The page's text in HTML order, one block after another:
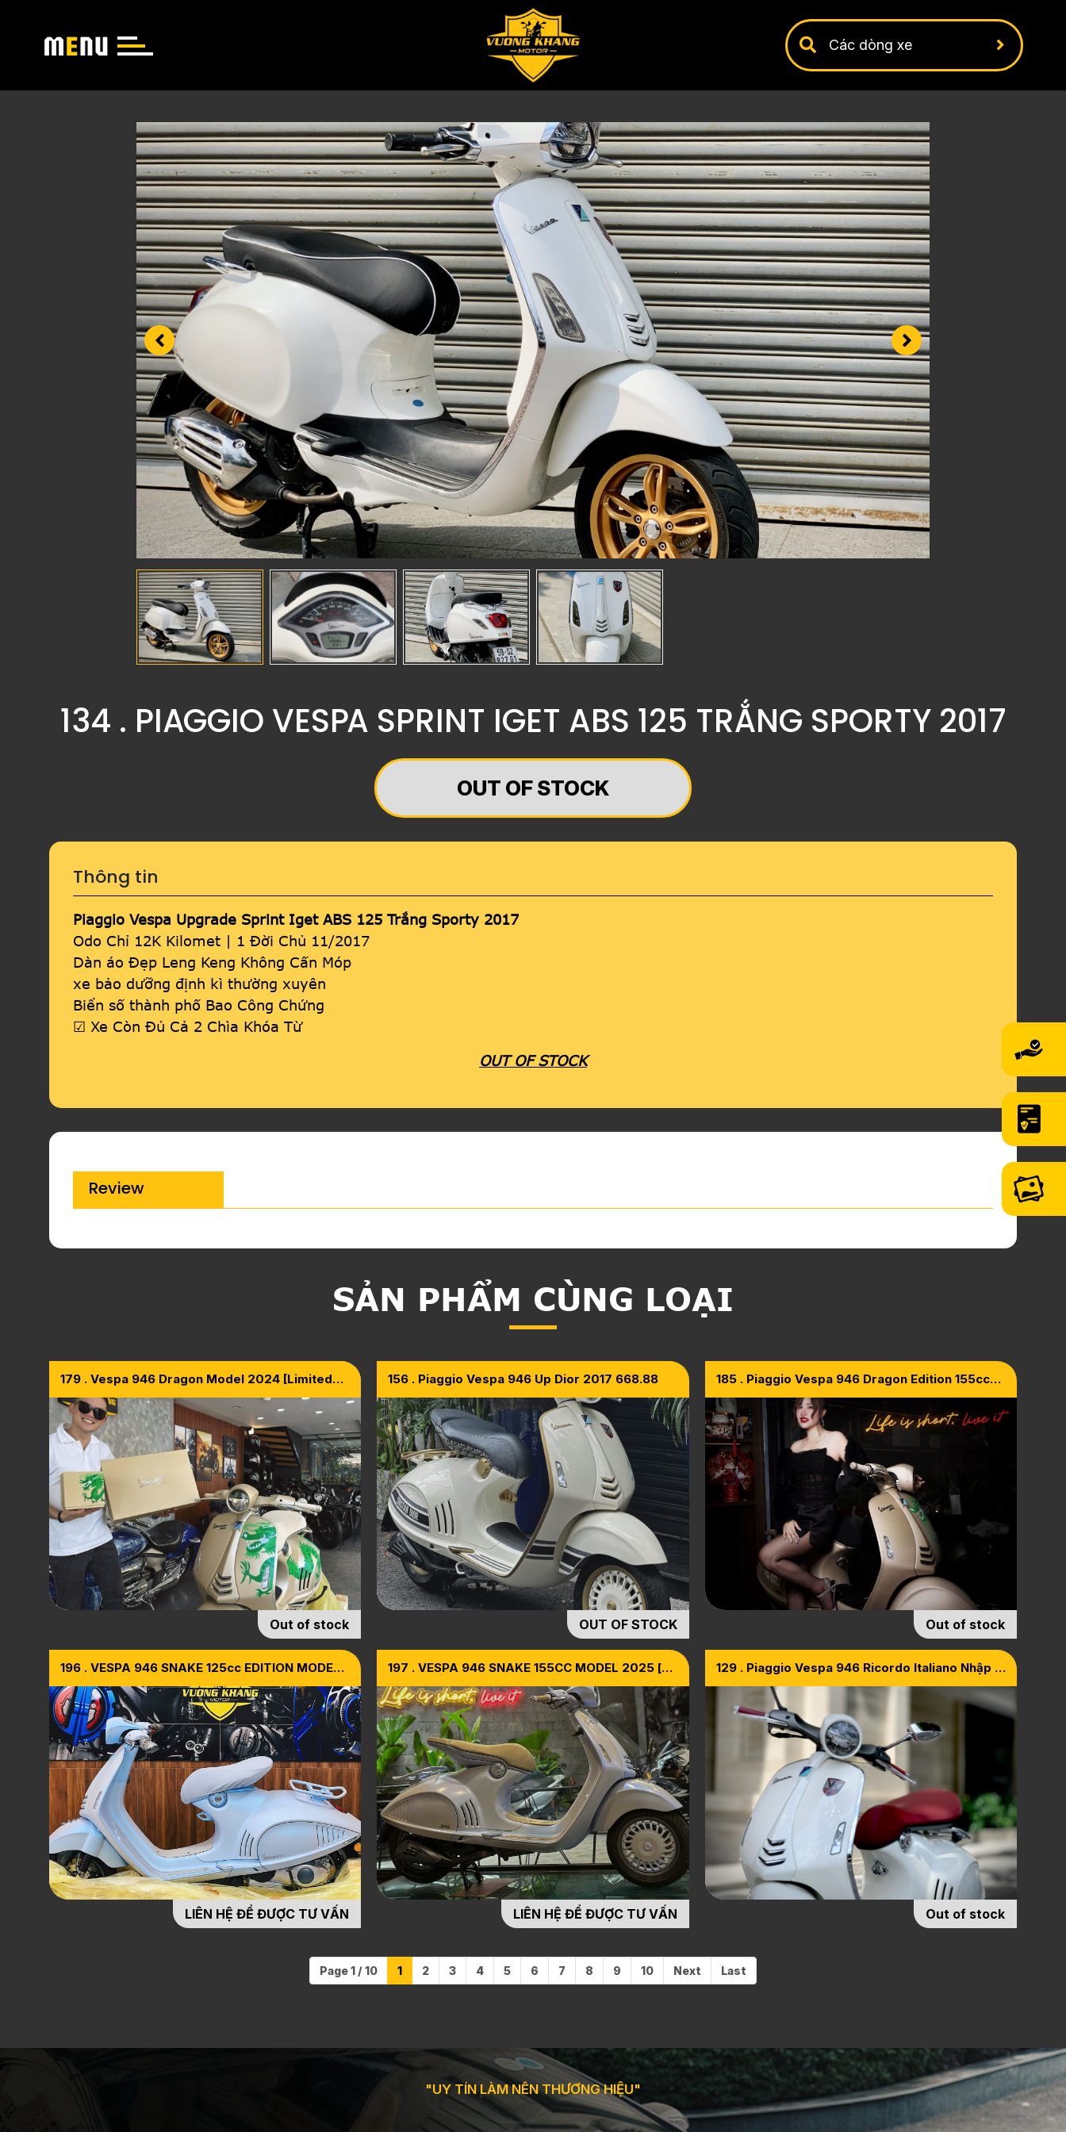
134 . PIAGGIO VESPA SPRINT IGET ABS 125 TRẮNG SPORTY 2017
OUT OF STOCK
Thông tin
Piaggio Vespa Upgrade Sprint Iget ABS 125 Trắng Sporty 2017
Odo Chỉ 12K Kilomet | 1 Đời Chủ 11/2017
Dàn áo Đẹp Leng Keng Không Cấn Móp
xe bảo dưỡng định kì thường xuyên
Biển số thành phố Bao Công Chứng
☑ Xe Còn Đủ Cả 2 Chìa Khóa Từ
OUT OF STOCK
Review
SẢN PHẨM CÙNG LOẠI
179 . Vespa 946 Dragon Model 2024 [Limited
Out of stock
156 . Piaggio Vespa 946 Up Dior 2017 668.88
OUT OF STOCK
185 . Piaggio Vespa 946 Dragon Edition 155cc
Out of stock
196 . VESPA 946 SNAKE 125cc EDITION MODEL
LIÊN HỆ ĐỂ ĐƯỢC TƯ VẤN
197 . VESPA 946 SNAKE 155CC MODEL 2025 [
LIÊN HỆ ĐỂ ĐƯỢC TƯ VẤN
129 . Piaggio Vespa 946 Ricordo Italiano Nhập Ý
Out of stock
Page 1 / 10 1 2 3 4 5 6 7 8 9 10 Next Last
"UY TÍN LÀM NÊN THƯƠNG HIỆU"